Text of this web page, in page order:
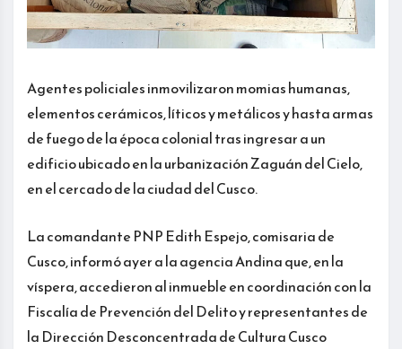
Agentes policiales inmovilizaron momias humanas,
elementos cerámicos, líticos y metálicos y hasta armas
de fuego de la época colonial tras ingresar a un
edificio ubicado en la urbanización Zaguán del Cielo,
en el cercado de la ciudad del Cusco.
La comandante PNP Edith Espejo, comisaria de
Cusco, informó ayer a la agencia Andina que, en la
víspera, accedieron al inmueble en coordinación con la
Fiscalía de Prevención del Delito y representantes de
la Dirección Desconcentrada de Cultura Cusco